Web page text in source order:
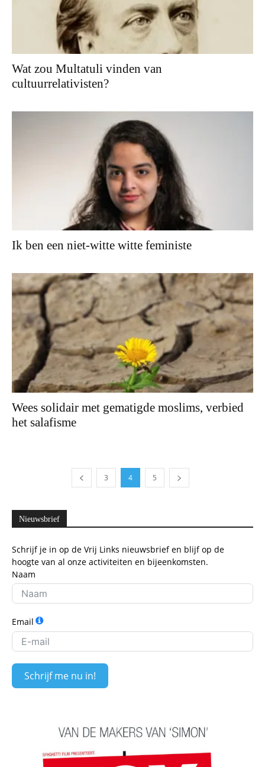
Wat zou Multatuli vinden van
cultuurrelativisten?
Ik ben een niet-witte witte feministe
Wees solidair met gematigde moslims, verbied
het salafisme
3 4 5
Nieuwsbrief
Schrijf je in op de Vrij Links nieuwsbrief en blijf op de
hoogte van al onze activiteiten en bijeenkomsten.
Naam
Email
Schrijf me nu in!